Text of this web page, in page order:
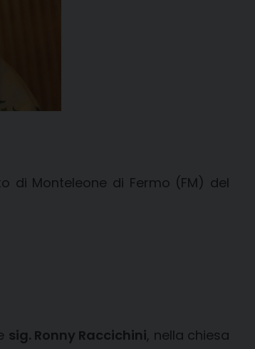
di Monteleone di Fermo (FM) del
sig. Ronny Raccichini, nella chiesa